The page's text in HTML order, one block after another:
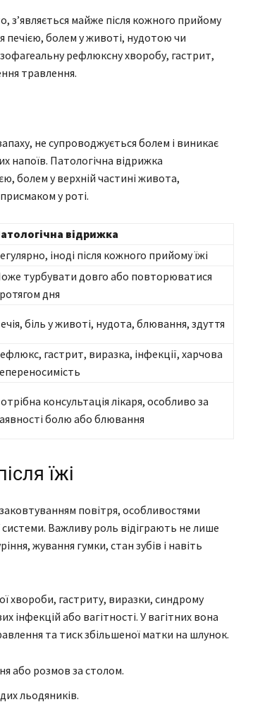
майже після кожного прийому
печією, болем у животі, нудотою чи
рефлюксну хворобу, гастрит,
травлення.
не супроводжується болем і виникає
напоїв. Патологічна відрижка
болем у верхній частині живота,
у роті.
відрижка
іноді після кожного прийому їжі
турбувати довго або повторюватися
дня
біль у животі, нудота, блювання, здуття
гастрит, виразка, інфекції, харчова
консультація лікаря, особливо за
болю або блювання
їжі
повітря, особливостями
Важливу роль відіграють не лише
жування гумки, стан зубів і навіть
хвороби, гастриту, виразки, синдрому
інфекцій або вагітності. У вагітних вона
та тиск збільшеної матки на шлунок.
або розмов за столом.
льодяників.